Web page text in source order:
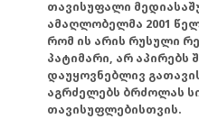
თავისუფალი
ამაღლობელმა 2001
რომ ის არის რუსული
პატიმარი, არ აპირებს
დაუყოვნებლივ
აგრძელებს ბრძოლას
თავისუფლებისთვის.